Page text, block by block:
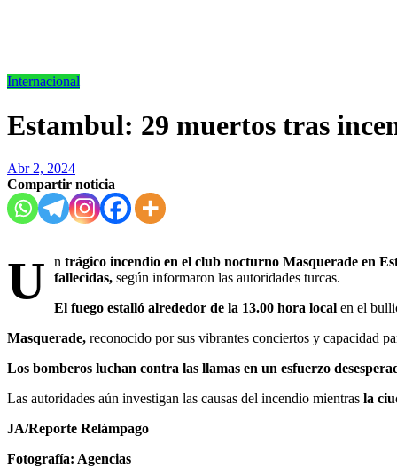
Internacional
Estambul: 29 muertos tras
Abr 2, 2024
Compartir noticia
U n trágico incendio en el club nocturno Masquerade en
fallecidas, según informaron las autoridades turcas.
El fuego estalló alrededor de la 13.00 hora local en el
Masquerade, reconocido por sus vibrantes conciertos y capacidad
Los bomberos luchan contra las llamas en un esfuerzo
Las autoridades aún investigan las causas del incendio mientras la
JA/Reporte Relámpago
Fotografía: Agencias